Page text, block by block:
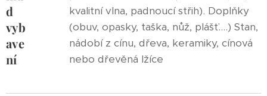
d
vyb
ave
ní
kvalitní vlna, padnoucí střih). Doplňky
(obuv, opasky, taška, nůž, plášť....) Stan,
nádobí z cínu, dřeva, keramiky, cínová
nebo dřevěná lžíce